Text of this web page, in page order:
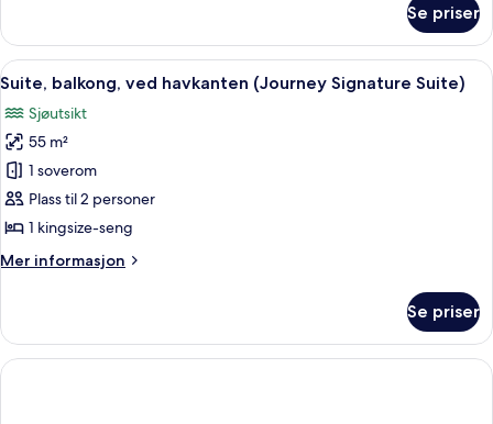
Experience)
–
premium,
balkong,
havkanten
(Premium
Experience)
Se priser
Åpne
alle
bildene
av
Suite,
balkong,
ved
(Journey
Suite, balkong, ved havkanten
6
Suite, balkong, ved havkanten (Journey Signature Suite)
Sjøutsikt
55 m²
1 soverom
Plass til 2 personer
1 kingsize-seng
Mer informasjon
Mer
balkong,
ved
havkanten
Se priser